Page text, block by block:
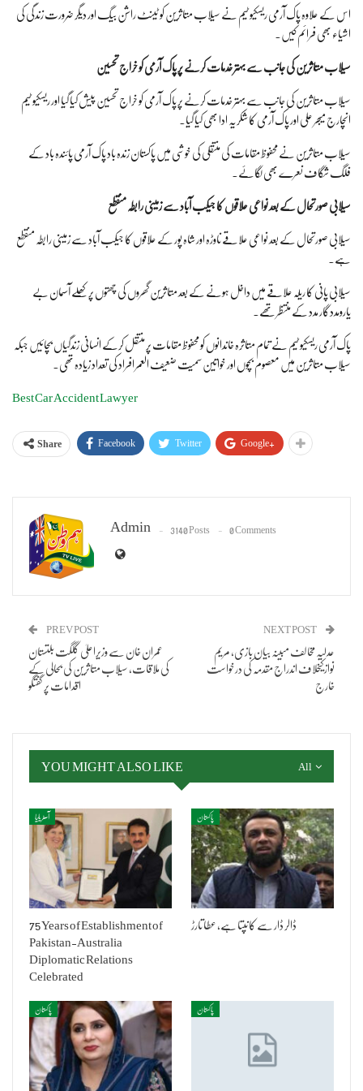
اس کے علاوہ پاک آرمی ریسکیو ٹیم نے سیلاب متاثرین کو ٹینٹ راشن بیگ اور دیگر ضرورت زندگی کی
اشیاء بھی فرائم کیں۔
سیلاب متاثرین کی جانب سے بہتر خدمات کرنے پر پاک آرمی کو خراج تحسین
سیلاب متاثرین کی جانب سے بہتر خدمات کرنے پر پاک آرمی کو خراج تحسین پیش کیا گیا اور ریسکیو ٹیم
انچارج میجر علی اور پاک آرمی کا شکریہ ادا بھی کیا گیا۔
سیلاب متاثرین نے محفوظ مقامات کی منتقلی کی خوشی میں پاکستان زندہ باد پاک آرمی پائندہ باد کے
فلگ شگاف نعرے بھی لگائے۔
سیلابی صورتحال کے بعد نواعی علاقوں کا جیکب آباد سے زمینی رابطہ منقطع
سیلابی صورتحال کے بعد نواعی علاقے ناوڑہ اور شاہ پور کے علاقوں کا جیکب آباد سے زمینی رابطہ منقطع
ہے۔
سیلابی پانی کا ریلہ علاقے میں داخل ہونے کے بعد متاثرین گھروں کی چھتوں پر کھلے آسمان بے
یارومددگار مدد کے منتظر تھے۔
پاک آرمی ریسکیو ٹیم نے تمام متاثرہ خاندانوں کو محفوظ مقامات پر منتقل کرکے انسانی زندگیاں بچائیں جبکہ
سیلاب متاثرین میں معصوم بچوں اور خواتین سمیت ضعیف العمر افراد کی تعداد زیادہ تھی۔
Best Car Accident Lawyer
Share Facebook Twitter Google+
Admin 3140 Posts 0 Comments
PREV POST
عمران خان سے وزیراعلیٰ گلگت بلتستان
کی ملاقات، سیلاب متاثرین کی بحالی کے
اقدامات پر گفتگو
NEXT POST
عدلیہ مخالف مبینہ بیان بازی، مریم
نوازکیخلاف اندراج مقدمہ کی درخواست
خارج
All
YOU MIGHT ALSO LIKE
آسٹریلیا
75 Years of Establishment of
Pakistan-Australia
Diplomatic Relations
Celebrated
پاکستان
ڈالر ڈار سے کانپتا ہے، عطا تارڑ
پاکستان پاکستان